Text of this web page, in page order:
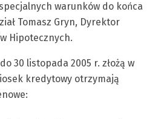
warunków do końca
Tomasz Gryn, Dyrektor
Hipotecznych.
30 listopada 2005 r. złożą w
kredytowy otrzymają